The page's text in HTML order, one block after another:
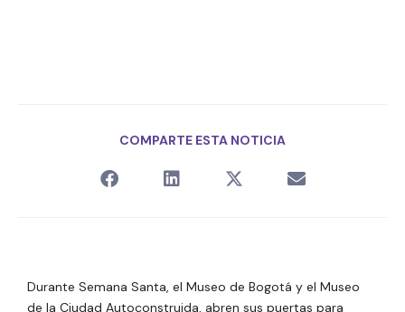
COMPARTE ESTA NOTICIA
Durante Semana Santa, el Museo de Bogotá y el Museo
de la Ciudad Autoconstruida, abren sus puertas para